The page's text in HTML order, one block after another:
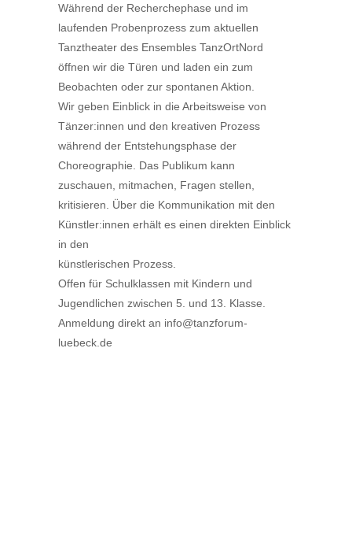
Während der Recherchephase und im
laufenden Probenprozess zum aktuellen
Tanztheater des Ensembles TanzOrtNord
öffnen wir die Türen und laden ein zum
Beobachten oder zur spontanen Aktion.
Wir geben Einblick in die Arbeitsweise von
Tänzer:innen und den kreativen Prozess
während der Entstehungsphase der
Choreographie. Das Publikum kann
zuschauen, mitmachen, Fragen stellen,
kritisieren. Über die Kommunikation mit den
Künstler:innen erhält es einen direkten Einblick
in den
künstlerischen Prozess.
Offen für Schulklassen mit Kindern und
Jugendlichen zwischen 5. und 13. Klasse.
Anmeldung direkt an info@tanzforum-
luebeck.de